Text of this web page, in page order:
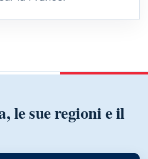
le sue regioni e il